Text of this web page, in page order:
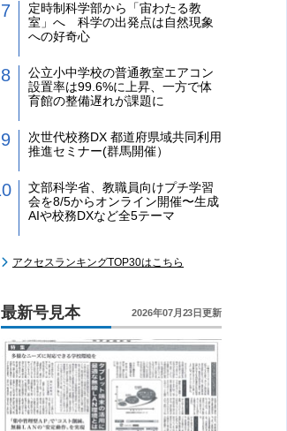
定時制科学部から「宙わたる教
室」へ 科学の出発点は自然現象
への好奇心
公立小中学校の普通教室エアコン
設置率は99.6%に上昇、一方で体
育館の整備遅れが課題に
次世代校務DX 都道府県域共同利用
推進セミナー(群馬開催）
文部科学省、教職員向けプチ学習
会を8/5からオンライン開催〜生成
AIや校務DXなど全5テーマ
アクセスランキングTOP30はこちら
最新号見本 2026年07月23日更新